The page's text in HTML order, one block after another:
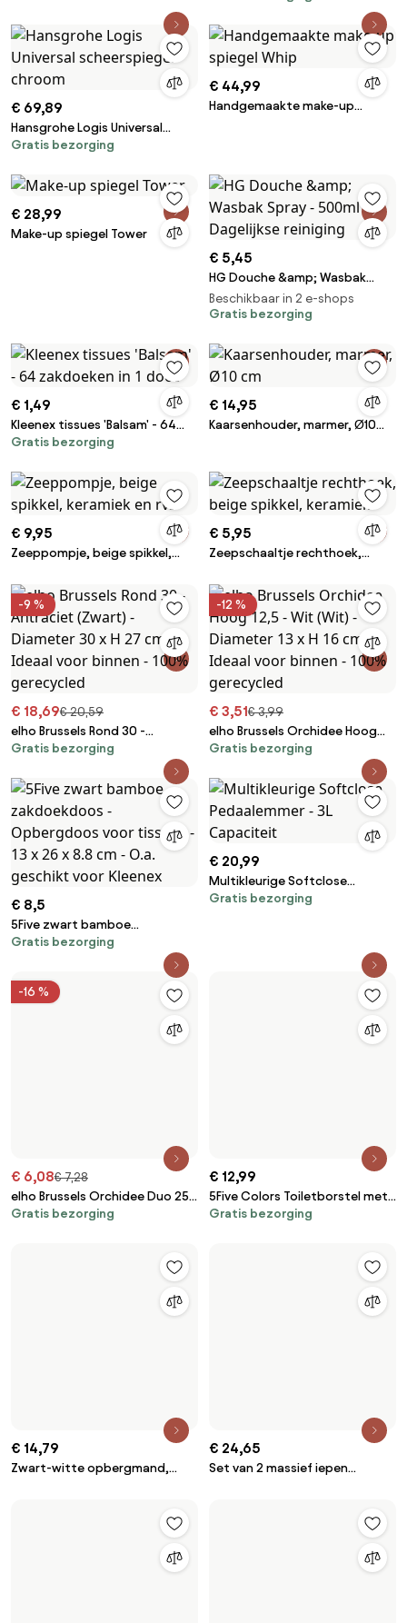
€ 69,89
Hansgrohe Logis Universal
scheerspiegel chroom
Gratis bezorging
€ 44,99
Handgemaakte make-up
€ 28,99
Make-up spiegel Tower
€ 5,45
HG Douche &amp; Wasbak
Spray - 500ml - Dagelijkse
reiniging
Beschikbaar in 2 e-shops
Gratis bezorging
€ 1,49
Kleenex tissues 'Balsam' - 64
zakdoeken in 1 doos
Gratis bezorging
€ 14,95
Kaarsenhouder, marmer, Ø10
€ 9,95
Zeeppompje, beige spikkel,
€ 5,95
Zeepschaaltje rechthoek,
-9 %
€ 18,69€ 20,59
elho Brussels Rond 30 -
Antraciet (Zwart) - Diameter
binnen - 100% gerecycled
Gratis bezorging
-12 %
€ 3,51€ 3,99
elho Brussels Orchidee Hoog
12,5 - Wit (Wit) - Diameter 13 x H
16 cm - Ideaal voor binnen -
100% gerecycled
Gratis bezorging
€ 8,5
5Five zwart bamboe
zakdoekdoos - Opbergdoos
voor tissues - 13 x 26 x 8.8 cm -
O.a. geschikt voor Kleenex
Gratis bezorging
€ 20,99
Multikleurige Softclose
Pedaalemmer - 3L Capaciteit
Gratis bezorging
-16 %
€ 6,08€ 7,28
elho Brussels Orchidee Duo 25 -
Wit (Wit) - L 25 x B 13 x H 12 cm -
Gratis bezorging
€ 12,99
5Five Colors Toiletborstel met
Houder – Beige – Polyresin
Gratis bezorging
€ 14,79
Zwart-witte opbergmand,
€ 24,65
Set van 2 massief iepen